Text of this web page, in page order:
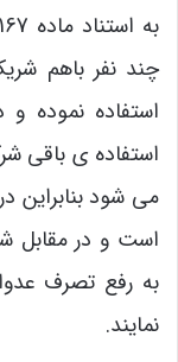
چند نفر باهم
استفاده نموده
استفاده ی باقی
می شود بنابراین
است و در مقابل
به رفع تصرف
نمایند.